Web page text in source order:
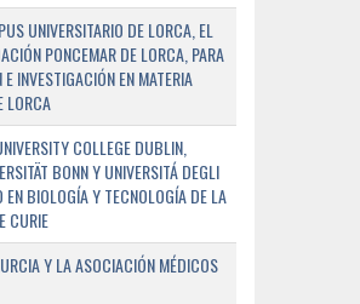
UNIVERSITARIO DE LORCA, EL
PONCEMAR DE LORCA, PARA
INVESTIGACIÓN EN MATERIA
LORCA
COLLEGE DUBLIN,
BONN Y UNIVERSITÁ DEGLI
BIOLOGÍA Y TECNOLOGÍA DE LA
CURIE
Y LA ASOCIACIÓN MÉDICOS